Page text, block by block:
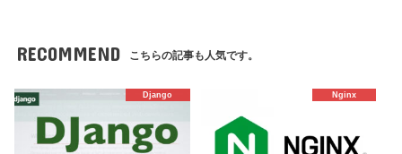
RECOMMEND こちらの記事も人気です。
Django Nginx